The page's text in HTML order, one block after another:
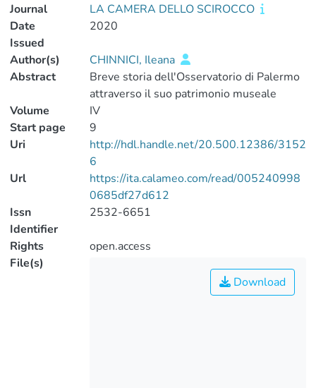
Journal
LA CAMERA DELLO SCIROCCO
Date
Issued
2020
Author(s)
CHINNICI, Ileana
Abstract
Breve storia dell'Osservatorio di Palermo
attraverso il suo patrimonio museale
Volume
IV
Start page
9
Uri
http://hdl.handle.net/20.500.12386/3152
6
Url
https://ita.calameo.com/read/005240998
0685df27d612
Issn
Identifier
2532-6651
Rights
open.access
File(s)
Download